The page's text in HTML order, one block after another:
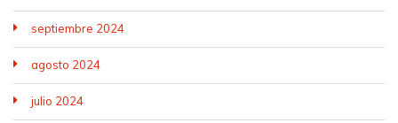
septiembre 2024
agosto 2024
julio 2024